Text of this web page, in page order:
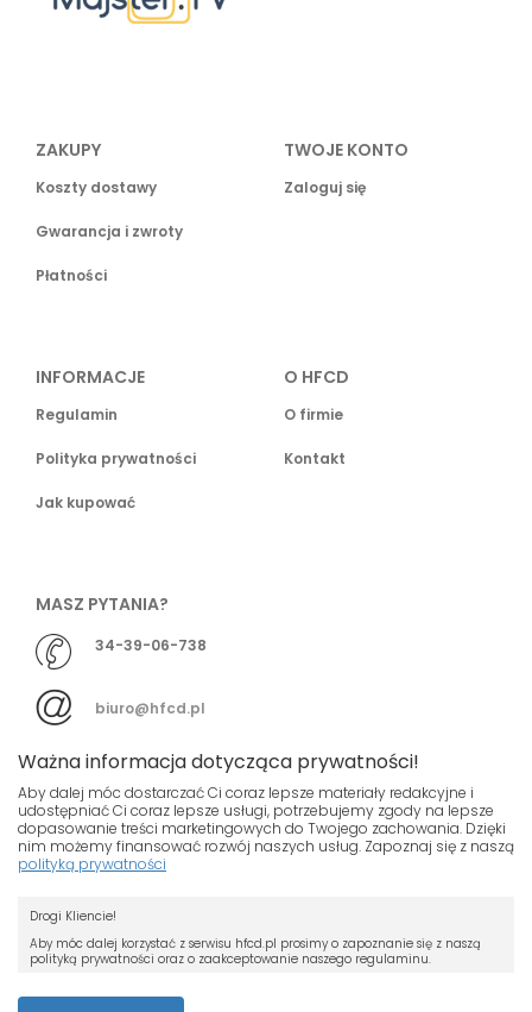
ZAKUPY
Koszty dostawy
Gwarancja i zwroty
Płatności
TWOJE KONTO
Zaloguj się
INFORMACJE
Regulamin
Polityka prywatności
Jak kupować
O HFCD
O firmie
Kontakt
MASZ PYTANIA?
34-39-06-738
biuro@hfcd.pl
© HFCD - HF Centrum Dystrybucyjne- Wszelkie prawa
zapisywane na Twoim dysku zmień
ustawienia swojej przeglądarki.
Ważna informacja dotycząca prywatności!
Aby dalej móc dostarczać Ci coraz lepsze materiały redakcyjne i
udostępniać Ci coraz lepsze usługi, potrzebujemy zgody na lepsze
dopasowanie treści marketingowych do Twojego zachowania. Dzięki
nim możemy finansować rozwój naszych usług. Zapoznaj się z naszą
polityką prywatności
Drogi Kliencie!
Aby móc dalej korzystać z serwisu hfcd.pl prosimy o zapoznanie się z naszą
polityką prywatności oraz o zaakceptowanie naszego regulaminu.